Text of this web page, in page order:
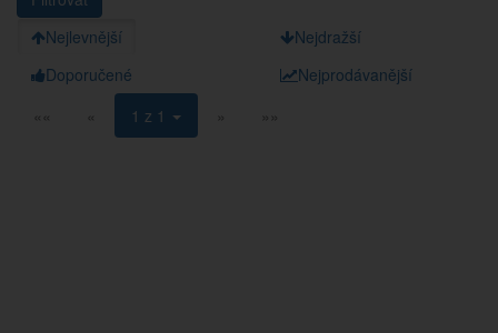
Nejlevnější
Nejdražší
Doporučené
Nejprodávanější
««
« 1 z 1 » »»